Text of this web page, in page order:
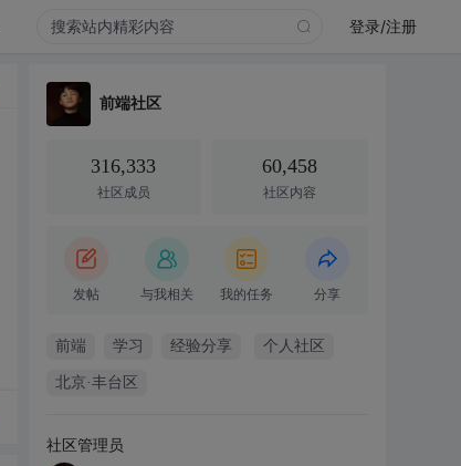
登录/注册
前端社区
316,333
社区成员
60,458
社区内容
发帖 与我相关 我的任务 分享
前端 学习 经验分享 个人社区
北京·丰台区
社区管理员